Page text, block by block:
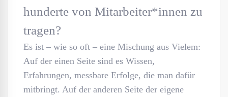
hunderte von Mitarbeiter*innen zu
tragen?
Es ist – wie so oft – eine Mischung aus Vielem:
Auf der einen Seite sind es Wissen,
Erfahrungen, messbare Erfolge, die man dafür
mitbringt. Auf der anderen Seite der eigene